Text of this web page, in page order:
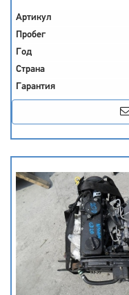
Артикул
Пробег
Год
Страна
Гарантия